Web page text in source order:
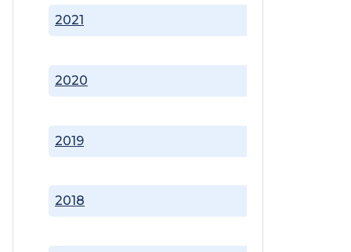
2018
2019
2020
2021